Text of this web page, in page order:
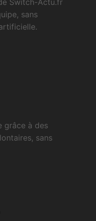
Switch-Actu.fr
sans
grâce à des
sans